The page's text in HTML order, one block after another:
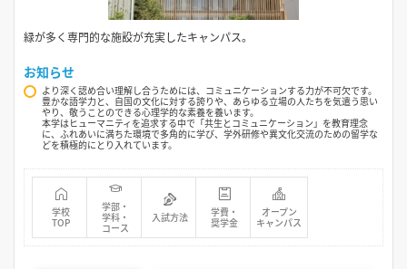
緑が多く専門的な施設が充実したキャンパス。
お知らせ
より深く認め合い理解し合うためには、コミュニケーションする力が不可欠です。
豊かな語学力と、自国の文化に対する誇りや、あらゆる立場の人たちを気遣う思い
やり、敬うことのできる心理学的な素養を養います。
本学はヒューマニティを追求する中で「共生とコミュニケーション」を教育理念
に、ふれあいに満ちた環境で多角的に学び、学外研修や異文化交流のための留学な
どを積極的にとり入れています。
学校
TOP
学部・
学科・
コース
入試方法
学費・
奨学金
オープン
キャンパス